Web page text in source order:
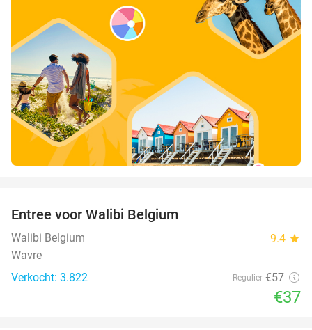
Entree voor Walibi Belgium
Walibi Belgium 9.4 star
Wavre
Verkocht: 3.822
Regulier €57
€37